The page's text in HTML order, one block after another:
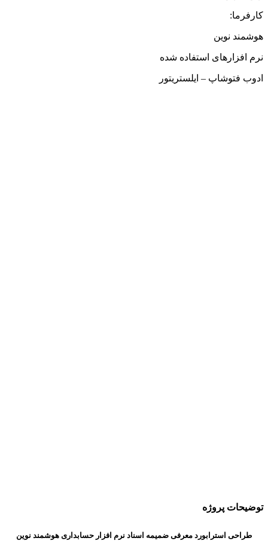
کارفرما:
هوشمند نوین
نرم افزارهای استفاده شده
ادوب فتوشاپ – ایلستریتور
توضیحات پروژه
طراحی استرابورد معرفی ضمیمه اسناد نرم افزار حسابداری هوشمند نوین